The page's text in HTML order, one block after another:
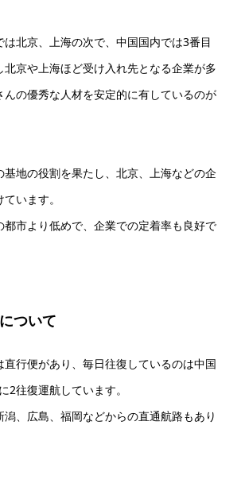
は北京、上海の次で、中国国内では3番目
北京や上海ほど受け入れ先となる企業が多
んの優秀な人材を安定的に有しているのが
基地の役割を果たし、北京、上海などの企
います。
都市より低めで、企業での定着率も良好で
ついて
直行便があり、毎日往復しているのは中国
2往復運航しています。
、広島、福岡などからの直通航路もあり